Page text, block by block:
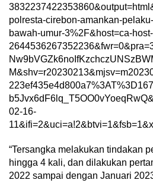
polresta-cirebon-amankan-
bawah-umur-3%2F&host=ca-
02-16-
“Tersangka melakukan tindakan
hingga 4 kali, dan dilakukan
2022 sampai dengan Januari